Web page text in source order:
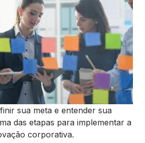
sua meta e entender sua
das etapas para implementar a
corporativa.